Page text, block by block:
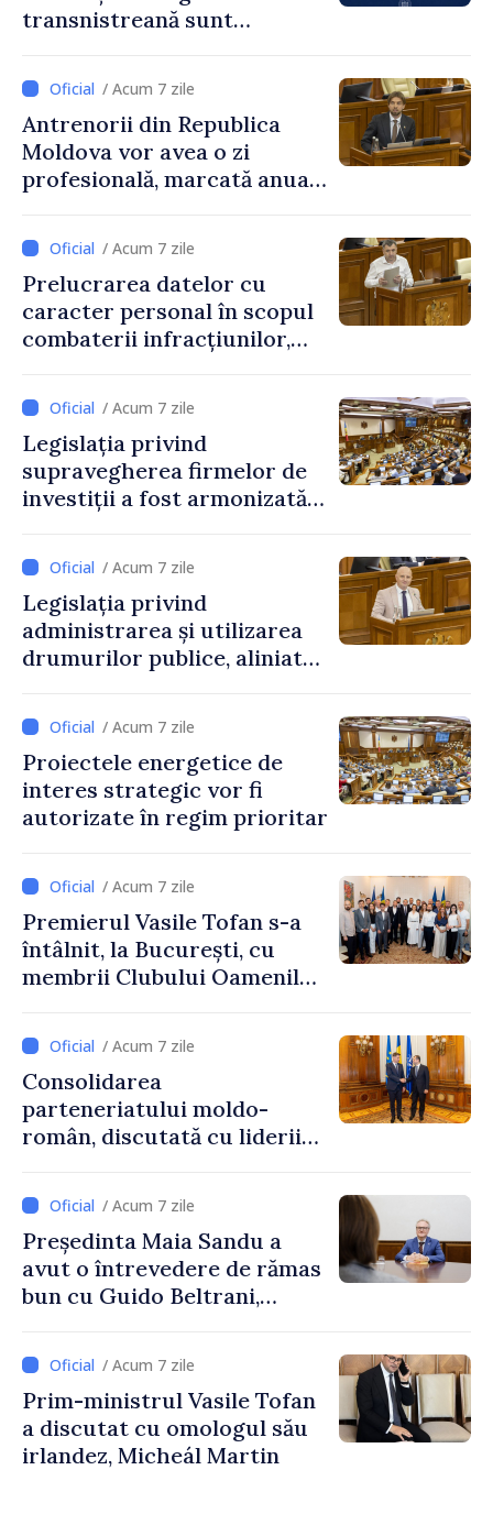
transnistreană sunt
educațional național
/ Acum 7 zile
Antrenorii din Republica
Moldova vor avea o zi
profesională, marcată anual
/ Acum 7 zile
Prelucrarea datelor cu
caracter personal în scopul
combaterii infracțiunilor,
/ Acum 7 zile
Legislația privind
supravegherea firmelor de
investiții a fost armonizată
/ Acum 7 zile
Legislația privind
administrarea și utilizarea
drumurilor publice, aliniată
/ Acum 7 zile
Proiectele energetice de
interes strategic vor fi
autorizate în regim prioritar
/ Acum 7 zile
Premierul Vasile Tofan s-a
întâlnit, la București, cu
membrii Clubului Oamenilor
/ Acum 7 zile
Consolidarea
parteneriatului moldo-
român, discutată cu liderii
/ Acum 7 zile
Președinta Maia Sandu a
avut o întrevedere de rămas
bun cu Guido Beltrani,
Cooperare al Elveției în
Republica Moldova
/ Acum 7 zile
Prim-ministrul Vasile Tofan
a discutat cu omologul său
irlandez, Micheál Martin